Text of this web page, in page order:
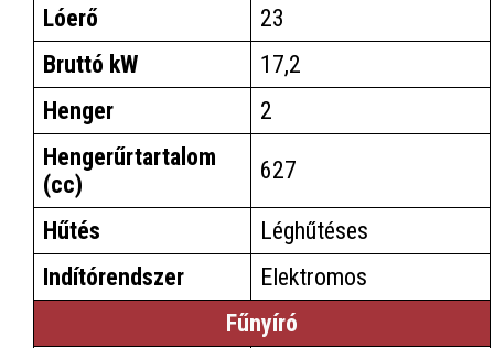
Lóerő
23
Bruttó kW
17,2
Henger
2
Hengerűrtartalom
(cc)
627
Hűtés
Léghűtéses
Indítórendszer
Elektromos
Fűnyíró